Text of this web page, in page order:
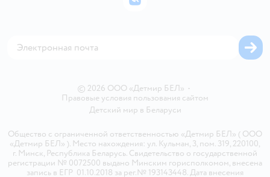
© 2026 ООО «Детмир БЕЛ» •
Правовые условия пользования сайтом
Детский мир в Беларуси
Общество с ограниченной ответственностью «Детмир БЕЛ» ( ООО
«Детмир БЕЛ» ). Место нахождения: ул. Кульман, 3, пом. 319, 220100,
г. Минск, Республика Беларусь. Свидетельство о государственной
регистрации № 0072500 выдано Минским горисполкомом, внесена
запись в ЕГР 01.10.2018 за рег.№ 193143448. Дата внесения
ВКонтакте